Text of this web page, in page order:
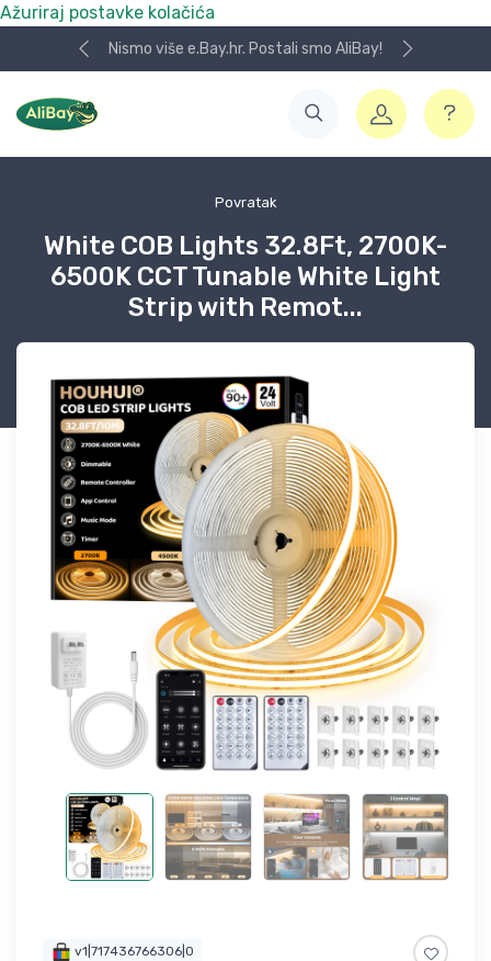
Ažuriraj postavke kolačića
Nismo više e.Bay.hr. Postali smo AliBay!
Povratak
White COB Lights 32.8Ft, 2700K-
6500K CCT Tunable White Light
Strip with Remot...
v1|717436766306|0